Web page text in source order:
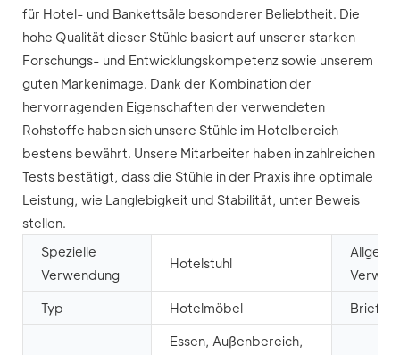
für Hotel- und Bankettsäle besonderer Beliebtheit. Die
hohe Qualität dieser Stühle basiert auf unserer starken
Forschungs- und Entwicklungskompetenz sowie unserem
guten Markenimage. Dank der Kombination der
hervorragenden Eigenschaften der verwendeten
Rohstoffe haben sich unsere Stühle im Hotelbereich
bestens bewährt. Unsere Mitarbeiter haben in zahlreichen
Tests bestätigt, dass die Stühle in der Praxis ihre optimale
Leistung, wie Langlebigkeit und Stabilität, unter Beweis
stellen.
Spezielle
Verwendung
Hotelstuhl
Typ Hotelmöbel
Essen, Außenbereich,